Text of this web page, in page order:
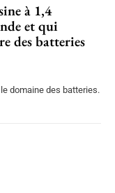
à 1,4
et qui
des batteries
domaine des batteries.